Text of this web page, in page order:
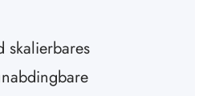
skalierbares